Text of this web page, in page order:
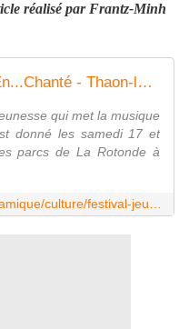
réalisé par Frantz-Minh
Festival jeunesse Le Parc En...Chanté - Thaon-les-Vosges
qui met la musique
donné les samedi 17 et
parcs de La Rotonde à